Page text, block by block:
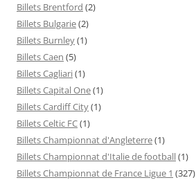
Billets Brentford (2)
Billets Bulgarie(2)
Billets Burnley(1)
Billets Caen (5)
Billets Cagliari(1)
Billets Capital One(1)
Billets Cardiff City(1)
Billets Celtic FC(1)
Billets Championnat d'Angleterre(1)
Billets Championnat d'Italie de football(1)
Billets Championnat de France Ligue 1 (327)